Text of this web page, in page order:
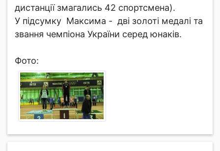
дистанції змагались 42 спортсмена).
У підсумку Максима - дві золоті медалі та
звання чемпіона України серед юнаків.
Фото: